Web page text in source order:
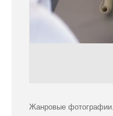
Жанровые